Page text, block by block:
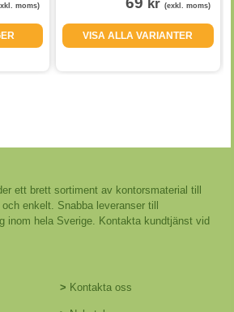
moms) kr (exkl. moms)
VISA ALLA VARIANTER
ett brett sortiment av kontorsmaterial till
enkelt. Snabba leveranser till
inom hela Sverige. Kontakta kundtjänst vid
> Kontakta oss